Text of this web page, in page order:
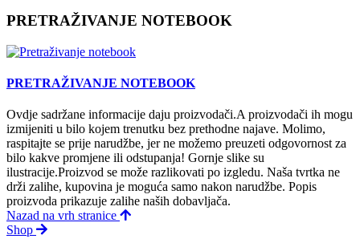
PRETRAŽIVANJE NOTEBOOK
PRETRAŽIVANJE NOTEBOOK
Ovdje sadržane informacije daju proizvodači.A proizvodači ih mogu
izmijeniti u bilo kojem trenutku bez prethodne najave. Molimo,
raspitajte se prije narudžbe, jer ne možemo preuzeti odgovornost za
bilo kakve promjene ili odstupanja! Gornje slike su
ilustracije.Proizvod se može razlikovati po izgledu. Naša tvrtka ne
drži zalihe, kupovina je moguća samo nakon narudžbe. Popis
proizvoda prikazuje zalihe naših dobavljača.
Nazad na vrh stranice
Shop